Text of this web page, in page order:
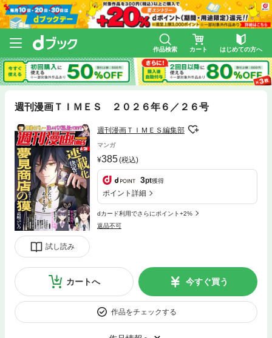
作品検索 カート はじめての方へ
週刊漫画ＴＩＭＥＳ ２０２６年６／２６号
試し読み
週刊漫画ＴＩＭＥＳ編集部
マンガ
385(税込)
3pt獲得
ポイント詳細
dカード利用でさらにポイント+2%
返品不可
カートへ 今すぐ買う
作品をチェックする